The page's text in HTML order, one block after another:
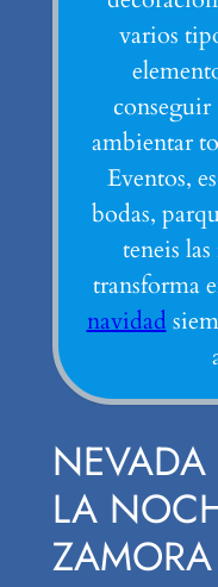
varios
ambientar
Eventos,
bodas,
teneis
transforma
navidad
NEVADA
LA
ZAMORA